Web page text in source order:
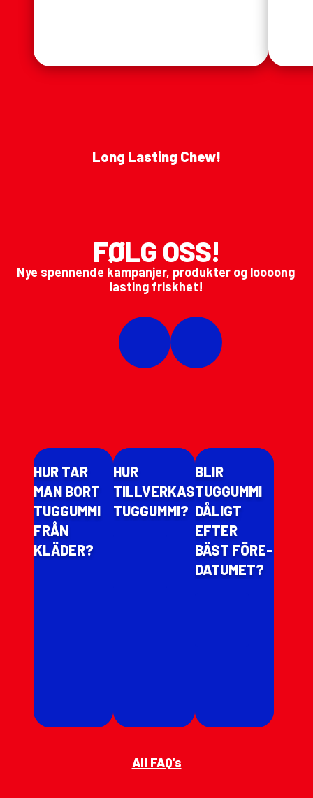
Long Lasting Chew!
FØLG OSS!
Nye spennende kampanjer, produkter og loooong
lasting friskhet!
HUR TAR
MAN BORT
TUGGUMMI
FRÅN
KLÄDER?
HUR
TILLVERKAS
TUGGUMMI?
BLIR
TUGGUMMI
DÅLIGT
EFTER
BÄST FÖRE-
DATUMET?
All FAQ's